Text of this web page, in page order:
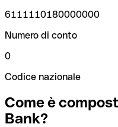
6111110180000000
Numero di conto
0
Codice nazionale
Come è
Bank?